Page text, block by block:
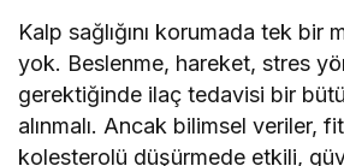
Kalp sağlığını korumada tek bir
yok. Beslenme, hareket, stres
gerektiğinde ilaç tedavisi bir
alınmalı. Ancak bilimsel veriler,
kolesterolü düşürmede etkili,